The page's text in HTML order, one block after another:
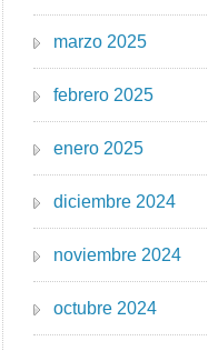
marzo 2025
febrero 2025
enero 2025
diciembre 2024
noviembre 2024
octubre 2024